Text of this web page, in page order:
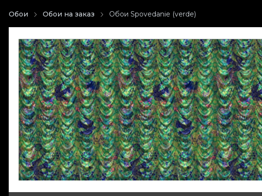
Обои Обои на заказ Обои Spovedanie (verde)